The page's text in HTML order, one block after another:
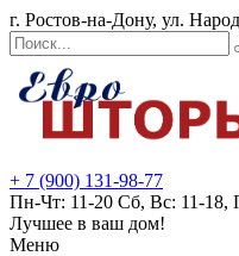
г. Ростов-на-Дону, ул.
+ 7 (900) 131-98-77
Пн-Чт: 11-20 Сб, Вс: 11-18,
Лучшее в ваш дом!
Меню